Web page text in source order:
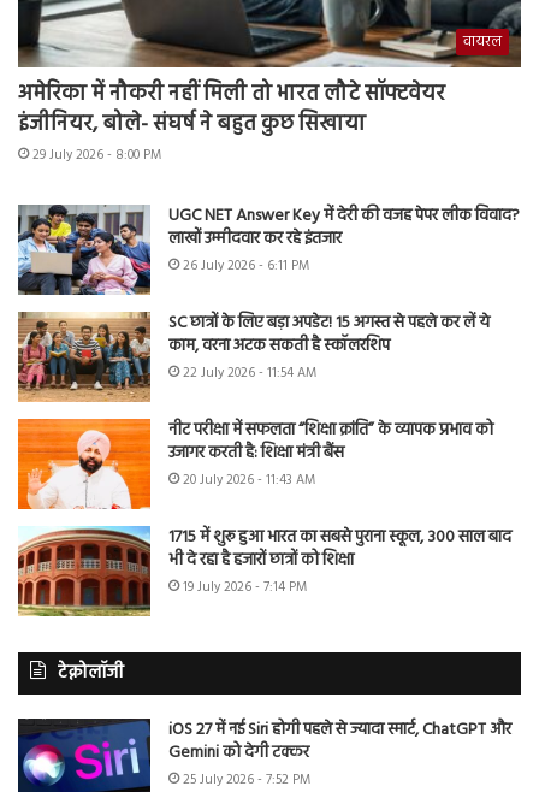
वायरल
अमेरिका में नौकरी नहीं मिली तो भारत लौटे सॉफ्टवेयर
इंजीनियर, बोले- संघर्ष ने बहुत कुछ सिखाया
29 July 2026 - 8:00 PM
UGC NET Answer Key में देरी की वजह पेपर लीक विवाद?
लाखों उम्मीदवार कर रहे इंतजार
26 July 2026 - 6:11 PM
SC छात्रों के लिए बड़ा अपडेट! 15 अगस्त से पहले कर लें ये
काम, वरना अटक सकती है स्कॉलरशिप
22 July 2026 - 11:54 AM
नीट परीक्षा में सफलता “शिक्षा क्रांति” के व्यापक प्रभाव को
उजागर करती है: शिक्षा मंत्री बैंस
20 July 2026 - 11:43 AM
1715 में शुरू हुआ भारत का सबसे पुराना स्कूल, 300 साल बाद
भी दे रहा है हजारों छात्रों को शिक्षा
19 July 2026 - 7:14 PM
टेक्नोलॉजी
iOS 27 में नई Siri होगी पहले से ज्यादा स्मार्ट, ChatGPT और
Gemini को देगी टक्कर
25 July 2026 - 7:52 PM